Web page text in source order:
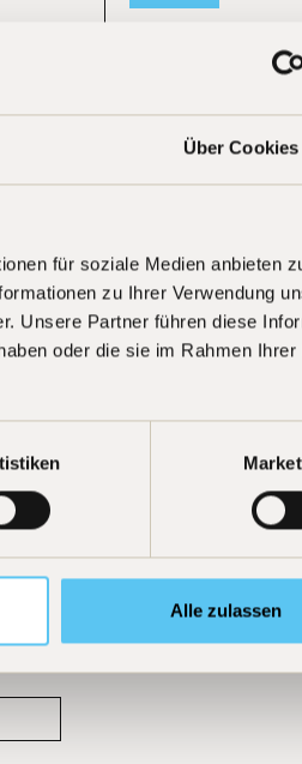
Über Cookies
für soziale Medien anbieten
zu Ihrer Verwendung
Unsere Partner führen diese
oder die sie im Rahmen Ihrer
Alle zulassen
Handelsblatt
haben am